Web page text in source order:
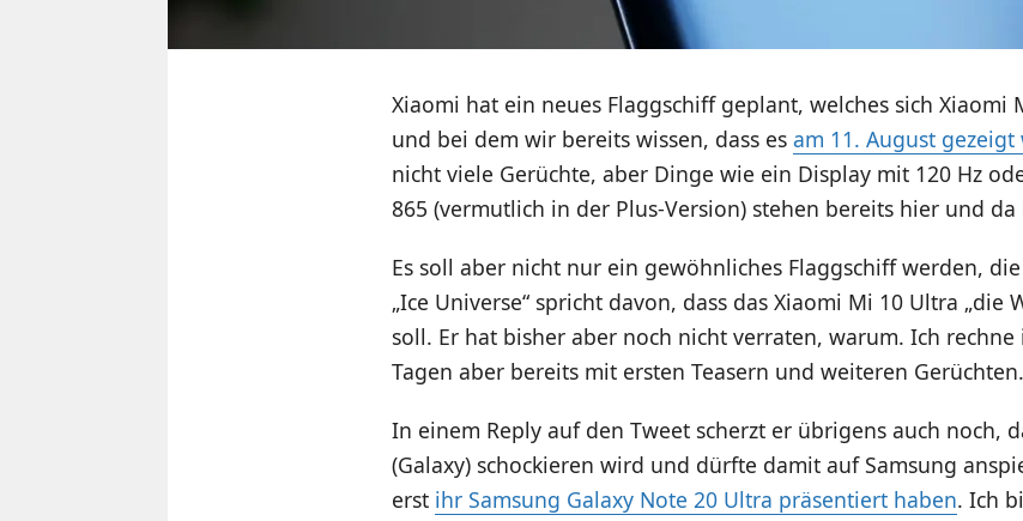
Xiaomi hat ein neues Flaggschiff geplant, welches sich Xiaomi
und bei dem wir bereits wissen, dass es am 11. August gezeigt
nicht viele Gerüchte, aber Dinge wie ein Display mit 120 Hz
865 (vermutlich in der Plus-Version) stehen bereits hier und da
Es soll aber nicht nur ein gewöhnliches Flaggschiff werden,
„Ice Universe“ spricht davon, dass das Xiaomi Mi 10 Ultra „die
soll. Er hat bisher aber noch nicht verraten, warum. Ich rechne
Tagen aber bereits mit ersten Teasern und weiteren Gerüchten.
In einem Reply auf den Tweet scherzt er übrigens auch noch,
(Galaxy) schockieren wird und dürfte damit auf Samsung
erst ihr Samsung Galaxy Note 20 Ultra präsentiert haben. Ich